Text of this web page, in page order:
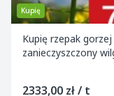
Kupię
Kupię rzepak gorzej
2333,00 zł / t